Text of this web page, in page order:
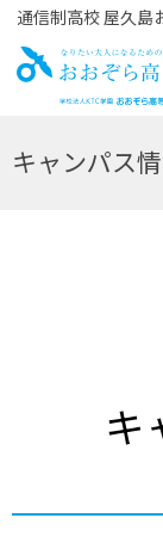
通信制高校 屋久島
キャンパス
キ